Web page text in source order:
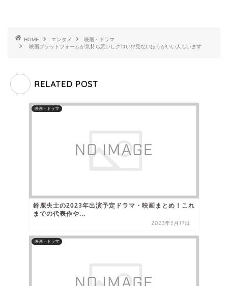
HOME エンタメ
映画・ドラマ
映画プラットフォームが気持ち悪いしグロい!?見ないほうがいい人もいます
RELATED POST
映画・ドラマ
鈴鹿央士の2023年出演予定ドラマ・映画まとめ！これ
までの代表作や...
2023年3月17日
映画・ドラマ